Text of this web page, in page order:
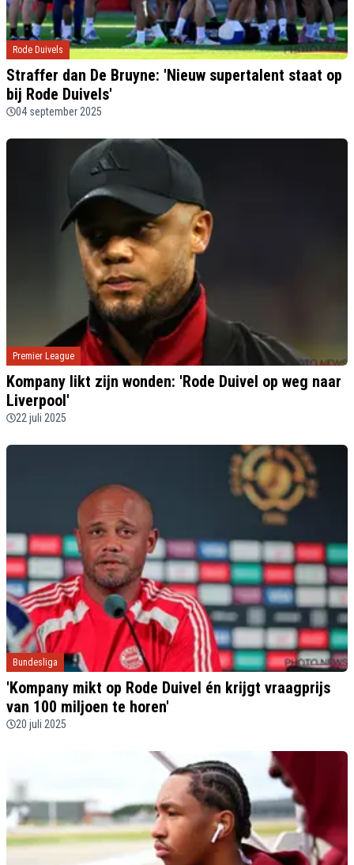
Rode Duivels
Straffer dan De Bruyne: 'Nieuw supertalent staat op
bij Rode Duivels'
04 september 2025
Premier League
Kompany likt zijn wonden: 'Rode Duivel op weg naar
Liverpool'
22 juli 2025
Bundesliga
'Kompany mikt op Rode Duivel én krijgt vraagprijs
van 100 miljoen te horen'
20 juli 2025